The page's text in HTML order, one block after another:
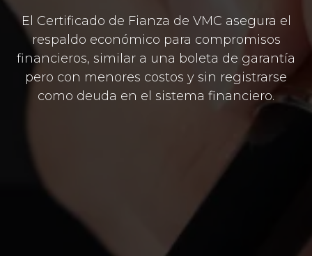
El Certificado de Fianza de VMC asegura el
respaldo económico para compromisos
financieros, similar a una boleta de garantía
pero con menores costos y sin registrarse
como deuda en el sistema financiero.